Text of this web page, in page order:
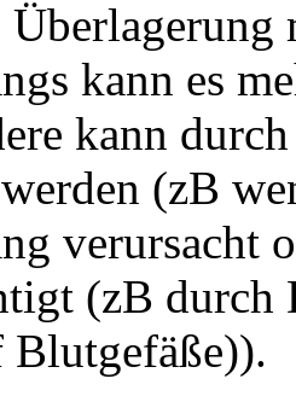
kann es
kann
(zB
verursacht
(zB durch